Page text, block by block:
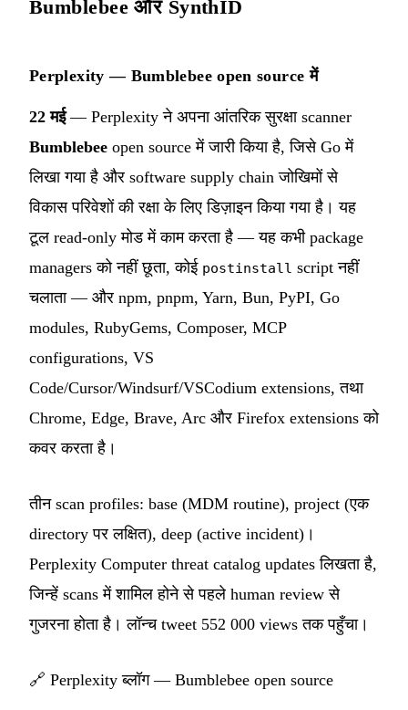
Bumblebee और SynthID
Perplexity — Bumblebee open source में
22 मई— Perplexity ने अपना आंतरिक सुरक्षा scanner
Bumblebee open source में जारी किया है, जिसे Go में
लिखा गया है और software supply chain जोखिमों से
विकास परिवेशों की रक्षा के लिए डिज़ाइन किया गया है। यह
टूल read-only मोड में काम करता है — यह कभी package
managers को नहीं छूता, कोई postinstall script नहीं
चलाता — और npm, pnpm, Yarn, Bun, PyPI, Go
modules, RubyGems, Composer, MCP
configurations, VS
Code/Cursor/Windsurf/VSCodium extensions, तथा
Chrome, Edge, Brave, Arc और Firefox extensions को
कवर करता है।
तीन scan profiles: base (MDM routine), project (एक
directory पर लक्षित), deep (active incident)।
Perplexity Computer threat catalog updates लिखता है,
जिन्हें scans में शामिल होने से पहले human review से
गुजरना होता है। लॉन्च tweet 552 000 views तक पहुँचा।
🔗 Perplexity ब्लॉग — Bumblebee open source